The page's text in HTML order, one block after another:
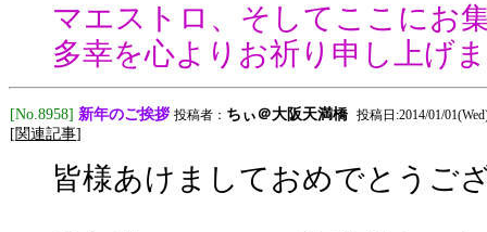
マエストロ、そしてここにお
多幸を心よりお祈り申し上げ
[No.8958] 新年のご挨拶 投稿者： ちぃ＠大阪天満橋 投稿日:2014/01/
[関連記事]
皆様あけましておめでとうご